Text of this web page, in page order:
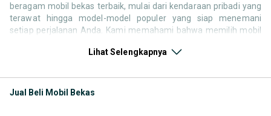
beragam mobil bekas terbaik, mulai dari kendaraan pribadi yang
terawat hingga model-model populer yang siap menemani
setiap perjalanan Anda. Kami memahami bahwa memilih mobil
ribuan daftar dari penjual terpercaya di seluruh Indonesia.
dengan gaya hidup, kebutuhan, danbudgetAnda!
Memilih mobil bekas
Lihat Selengkapnya
Jual Beli Mobil Bekas